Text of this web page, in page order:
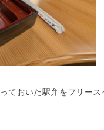
ておいた駅弁をフリース